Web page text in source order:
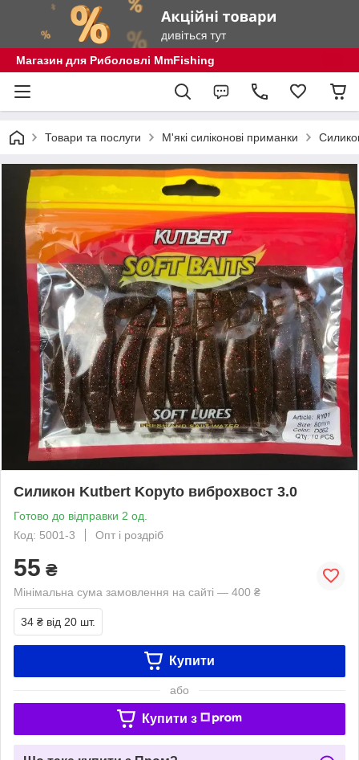
Магазин для Риболовлі MmFishing
Товари та послуги М'які силіконові приманки
Силикон Kutbert Kopyto виброхвост 3.0
Готово до відправки 2 од.
Код: 5001-3
Опт і роздріб
55 ₴
Мінімальна сума замовлення на сайті — 400 ₴
34 ₴ від 20 шт.
Купити
або
Купити з